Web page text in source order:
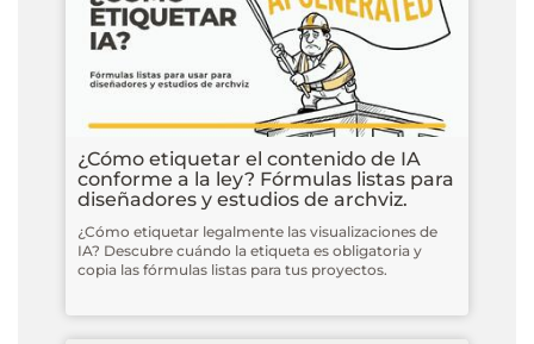
¿Cómo etiquetar el contenido de IA
conforme a la ley? Fórmulas listas para
diseñadores y estudios de archviz.
¿Cómo etiquetar legalmente las visualizaciones de
IA? Descubre cuándo la etiqueta es obligatoria y
copia las fórmulas listas para tus proyectos.